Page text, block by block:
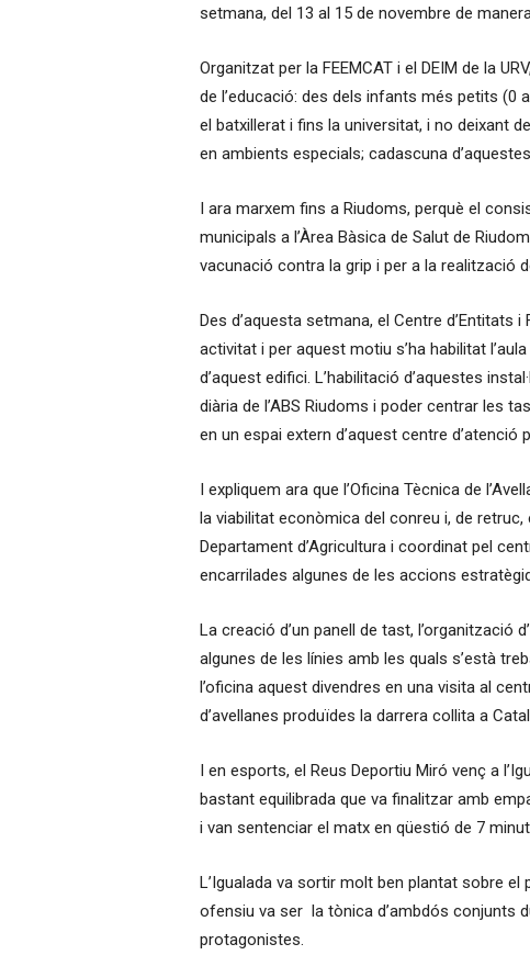
setmana, del 13 al 15 de novembre de
Organitzat per la FEEMCAT i el DEIM de la
de l’educació: des dels infants més petits (0
el batxillerat i fins la universitat, i no deixant
en ambients especials; cadascuna
I ara marxem fins a Riudoms, perquè el
municipals a l’Àrea Bàsica de Salut de
vacunació contra la grip i per a la realització
Des d’aquesta setmana, el Centre d’Entitats
activitat i per aquest motiu s’ha habilitat
d’aquest edifici. L’habilitació d’aquestes
diària de l’ABS Riudoms i poder centrar les
en un espai extern d’aquest centre d’atenció
I expliquem ara que l’Oficina Tècnica de
la viabilitat econòmica del conreu i, de
Departament d’Agricultura i coordinat pel
encarrilades algunes de les accions
La creació d’un panell de tast, l’organització
algunes de les línies amb les quals s’està
l’oficina aquest divendres en una visita al
d’avellanes produïdes la darrera collita a
I en esports, el Reus Deportiu Miró venç a
bastant equilibrada que va finalitzar amb
i van sentenciar el matx en qüestió de 7
L’Igualada va sortir molt ben plantat sobre
ofensiu va ser la tònica d’ambdós conjunts
protagonistes.